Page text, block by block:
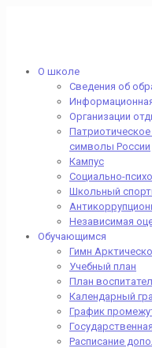
О школе
Сведения об
Организации
символы России
Кампус
Социально-
Школьный
Независимая
Обучающимся
Гимн
Учебный план
План
Календарный
График
Расписание